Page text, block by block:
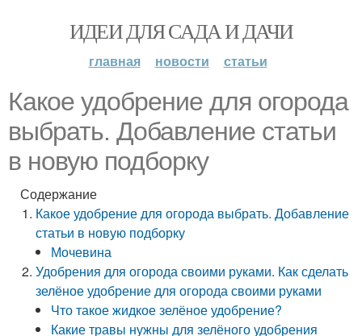
ИДЕИ ДЛЯ САДА И ДАЧИ
главная новости статьи
Какое удобрение для огорода
выбрать. Добавление статьи
в новую подборку
Содержание
Какое удобрение для огорода выбрать. Добавление
статьи в новую подборку
Мочевина
Удобрения для огорода своими руками. Как сделать
зелёное удобрение для огорода своими руками
Что такое жидкое зелёное удобрение?
Какие травы нужны для зелёного удобрения